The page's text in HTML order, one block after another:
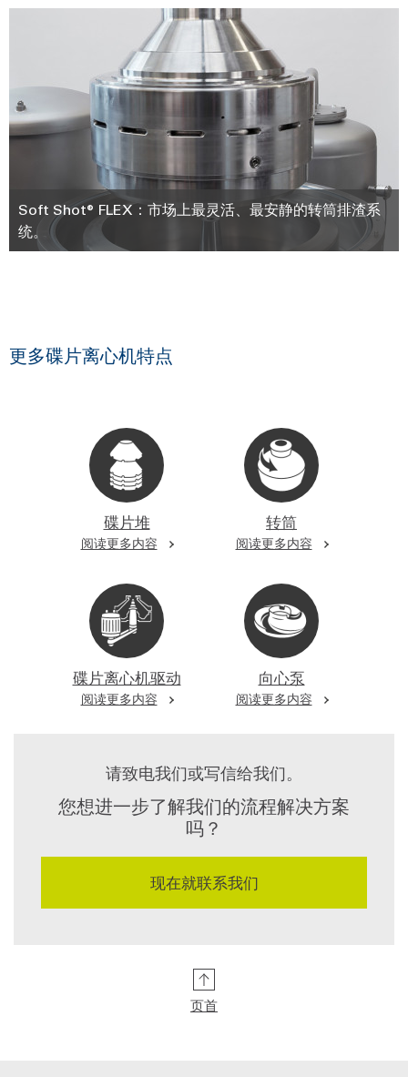
Soft Shot® FLEX：市场上最灵活、最安静的转筒排渣系
统。
更多碟片离心机特点
碟片堆
阅读更多内容
转筒
阅读更多内容
碟片离心机驱动
阅读更多内容
向心泵
阅读更多内容
请致电我们或写信给我们。
您想进一步了解我们的流程解决方案
吗？
现在就联系我们
页首